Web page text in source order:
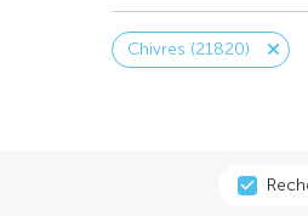
Chivres (21820)